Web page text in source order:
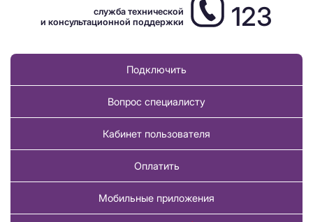
служба технической
и консультационной поддержки
123
Подключить
Вопрос специалисту
Кабинет пользователя
Оплатить
Мобильные приложения